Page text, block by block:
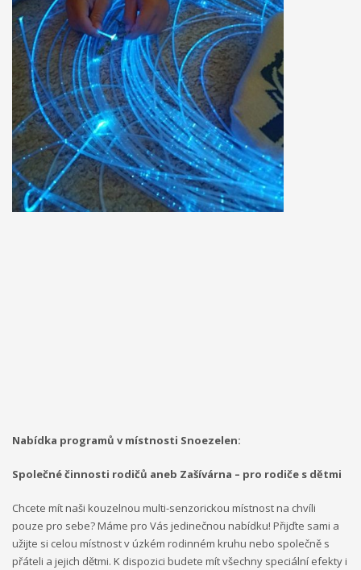
s dětmi je také realizován program formou zážitkového
odpoledne. Cílem druhého projektu je ukázat rodinám, jak lze
plnohodnotně využít společné chvíle se společným prožitkem a
tím podpořit soudržnost rodiny. Na činnostech se podílí celá
rodina. Vyzkoušíme si týmovou práci formou tvořivých dílen a
pak následuje relaxace či další aktivity v multisenzorické
místnosti Snoezelen.
Nabídka programů v místnosti Snoezelen:
Společné činnosti rodičů aneb Zašívárna – pro rodiče s dětmi
Chcete mít naši kouzelnou multi-senzorickou místnost na chvíli
pouze pro sebe? Máme pro Vás jedinečnou nabídku! Přijďte sami a
užijte si celou místnost v úzkém rodinném kruhu nebo společně s
přáteli a jejich dětmi. K dispozici budete mít všechny speciální efekty i